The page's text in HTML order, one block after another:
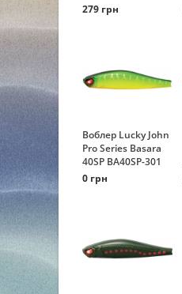
279 грн
Воблер Lucky John
Pro Series Basara
40SP BA40SP-301
0 грн